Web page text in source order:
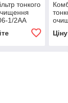
тонкого
1/2AA